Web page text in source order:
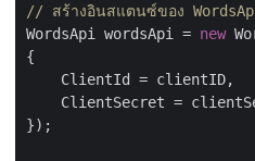
// สร้างอินสแตนซ์ของ
WordsApi wordsApi = new
{
    ClientId = clientID,
ClientSecret =
});